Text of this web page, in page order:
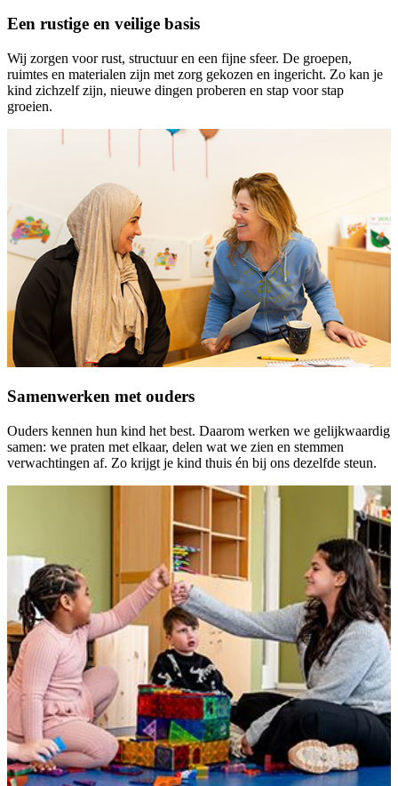
Een rustige en veilige basis
Wij zorgen voor rust, structuur en een fijne sfeer. De groepen,
ruimtes en materialen zijn met zorg gekozen en ingericht. Zo kan je
kind zichzelf zijn, nieuwe dingen proberen en stap voor stap
groeien.
Samenwerken met ouders
Ouders kennen hun kind het best. Daarom werken we gelijkwaardig
samen: we praten met elkaar, delen wat we zien en stemmen
verwachtingen af. Zo krijgt je kind thuis én bij ons dezelfde steun.